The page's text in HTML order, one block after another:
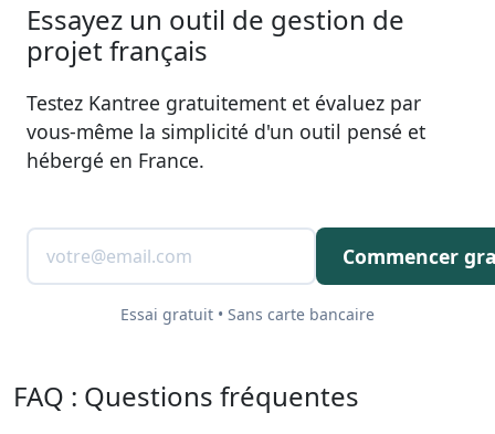
Essayez un outil de gestion de
projet français
Testez Kantree gratuitement et évaluez par
vous-même la simplicité d'un outil pensé et
hébergé en France.
Commencer
Essai gratuit • Sans carte bancaire
FAQ : Questions fréquentes